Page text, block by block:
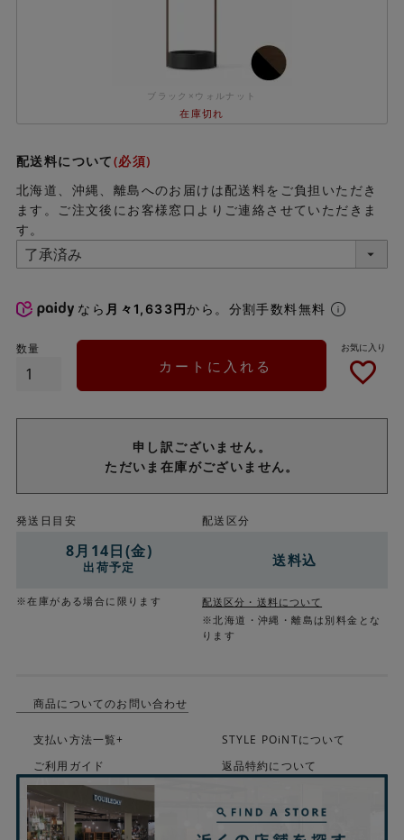
ブラック×ウォルナット
在庫切れ
配送料について(必須)
北海道、沖縄、離島へのお届けは配送料をご負担いただき
ます。ご注文後にお客様窓口よりご連絡させていただきま
す。
なら 月々1,633円から。分割手数料無料
カートに入れる
申し訳ございません。
ただいま在庫がございません。
発送日目安
8月14日(金)
出荷予定
※在庫がある場合に限ります
配送区分
送料込
配送区分・送料について
※北海道・沖縄・離島は別料金とな
ります
商品についてのお問い合わせ
支払い方法一覧+
STYLE POiNTについて
ご利用ガイド
返品特約について